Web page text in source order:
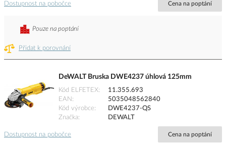
Dostupnost na pobočce Cena na poptání
Přidat k porovnání
Pouze na poptání
DeWALT Bruska DWE4237 úhlová 125mm
Kód ELFETEX
11.355.693
EAN
5035048562840
Kód výrobce
DWE4237-QS
Značka
DEWALT
Dostupnost na pobočce Cena na poptání